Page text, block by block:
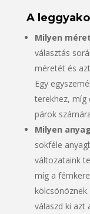
A
Milyen
választás
méretét és
Egy
terekhez, míg
párok
Milyen
sokféle
változataink
míg a
válaszd ki azt